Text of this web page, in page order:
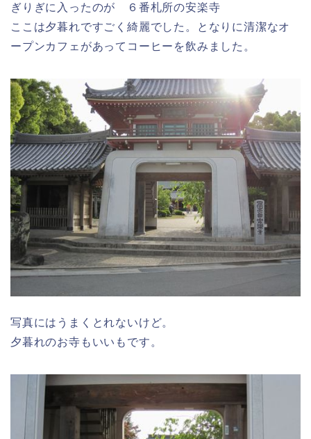
ぎりぎに入ったのが ６番札所の安楽寺
ここは夕暮れですごく綺麗でした。となりに清潔なオ
ープンカフェがあってコーヒーを飲みました。
写真にはうまくとれないけど。
夕暮れのお寺もいいもです。